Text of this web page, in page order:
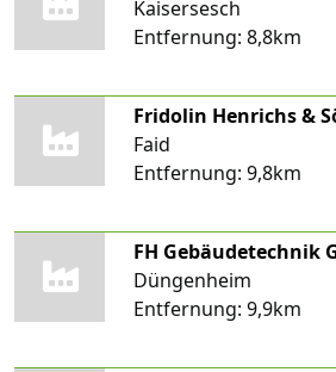
Kaisersesch
Entfernung: 8,8km
Fridolin Henrichs &
Faid
Entfernung: 9,8km
FH Gebäudetechnik
Düngenheim
Entfernung: 9,9km